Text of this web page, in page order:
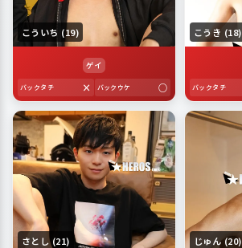
こういち (19)
ゲイ
バックタチ × バックウケ ○
こうき (18)
バックタチ
さとし (21) じゅん (20)